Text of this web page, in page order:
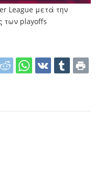
League μετά την
των playoffs